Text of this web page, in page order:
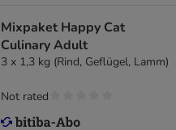
Mixpaket Happy Cat
Culinary Adult
3 x 1,3 kg (Rind, Geflügel, Lamm)
Not rated